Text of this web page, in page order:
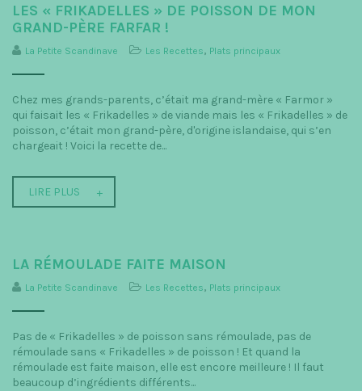
LES « FRIKADELLES » DE POISSON DE MON
GRAND-PÈRE FARFAR !
La Petite Scandinave Les Recettes, Plats principaux
Chez mes grands-parents, c’était ma grand-mère « Farmor »
qui faisait les « Frikadelles » de viande mais les « Frikadelles » de
poisson, c’était mon grand-père, d'origine islandaise, qui s’en
chargeait ! Voici la recette de...
LIRE PLUS
LA RÉMOULADE FAITE MAISON
La Petite Scandinave Les Recettes, Plats principaux
Pas de « Frikadelles » de poisson sans rémoulade, pas de
rémoulade sans « Frikadelles » de poisson ! Et quand la
rémoulade est faite maison, elle est encore meilleure ! Il faut
beaucoup d’ingrédients différents...